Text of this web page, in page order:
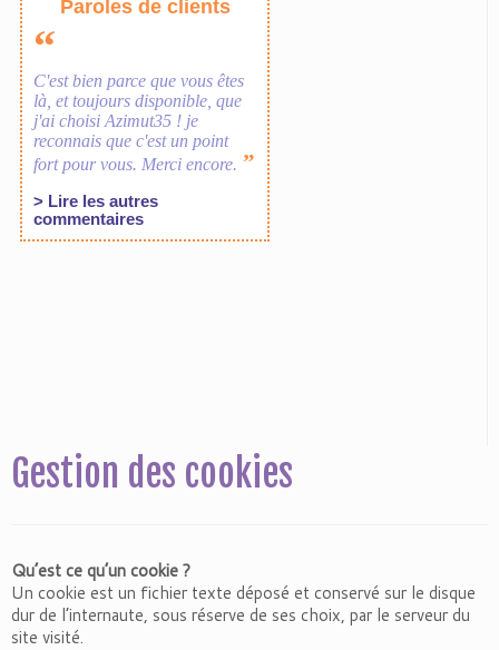
Gestion des cookies
Qu’est ce qu’un cookie ?
Un cookie est un fichier texte déposé et conservé sur le disque
dur de l’internaute, sous réserve de ses choix, par le serveur du
site visité.